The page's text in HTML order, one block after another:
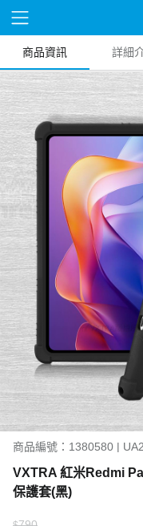
商品資訊 詳細
商品編號：1380580 |
VXTRA 紅米Redmi
保護套(黑)